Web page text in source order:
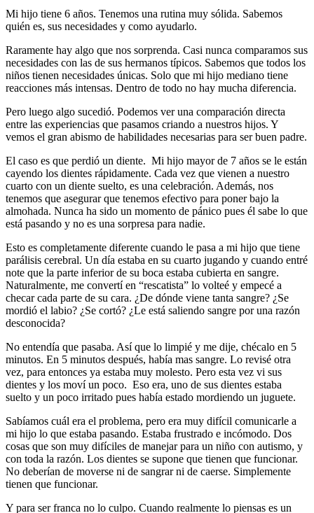
Mi hijo tiene 6 años. Tenemos una rutina muy sólida. Sabemos
quién es, sus necesidades y como ayudarlo.
Raramente hay algo que nos sorprenda. Casi nunca comparamos sus
necesidades con las de sus hermanos típicos. Sabemos que todos los
niños tienen necesidades únicas. Solo que mi hijo mediano tiene
reacciones más intensas. Dentro de todo no hay mucha diferencia.
Pero luego algo sucedió. Podemos ver una comparación directa
entre las experiencias que pasamos criando a nuestros hijos. Y
vemos el gran abismo de habilidades necesarias para ser buen padre.
El caso es que perdió un diente. Mi hijo mayor de 7 años se le están
cayendo los dientes rápidamente. Cada vez que vienen a nuestro
cuarto con un diente suelto, es una celebración. Además, nos
tenemos que asegurar que tenemos efectivo para poner bajo la
almohada. Nunca ha sido un momento de pánico pues él sabe lo que
está pasando y no es una sorpresa para nadie.
Esto es completamente diferente cuando le pasa a mi hijo que tiene
parálisis cerebral. Un día estaba en su cuarto jugando y cuando entré
note que la parte inferior de su boca estaba cubierta en sangre.
Naturalmente, me convertí en “rescatista” lo volteé y empecé a
checar cada parte de su cara. ¿De dónde viene tanta sangre? ¿Se
mordió el labio? ¿Se cortó? ¿Le está saliendo sangre por una razón
desconocida?
No entendía que pasaba. Así que lo limpié y me dije, chécalo en 5
minutos. En 5 minutos después, había mas sangre. Lo revisé otra
vez, para entonces ya estaba muy molesto. Pero esta vez vi sus
dientes y los moví un poco. Eso era, uno de sus dientes estaba
suelto y un poco irritado pues había estado mordiendo un juguete.
Sabíamos cuál era el problema, pero era muy difícil comunicarle a
mi hijo lo que estaba pasando. Estaba frustrado e incómodo. Dos
cosas que son muy difíciles de manejar para un niño con autismo, y
con toda la razón. Los dientes se supone que tienen que funcionar.
No deberían de moverse ni de sangrar ni de caerse. Simplemente
tienen que funcionar.
Y para ser franca no lo culpo. Cuando realmente lo piensas es un